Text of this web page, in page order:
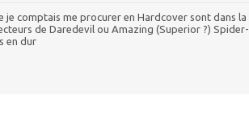
je comptais me procurer en Hardcover sont dans la
de Daredevil ou Amazing (Superior ?) Spider-
en dur